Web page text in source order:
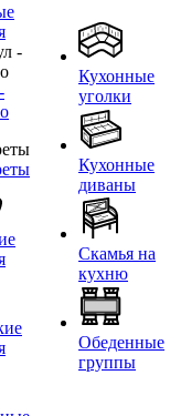
Кухонные
уголки
Кухонные
диваны
Скамья на
кухню
Обеденные
группы